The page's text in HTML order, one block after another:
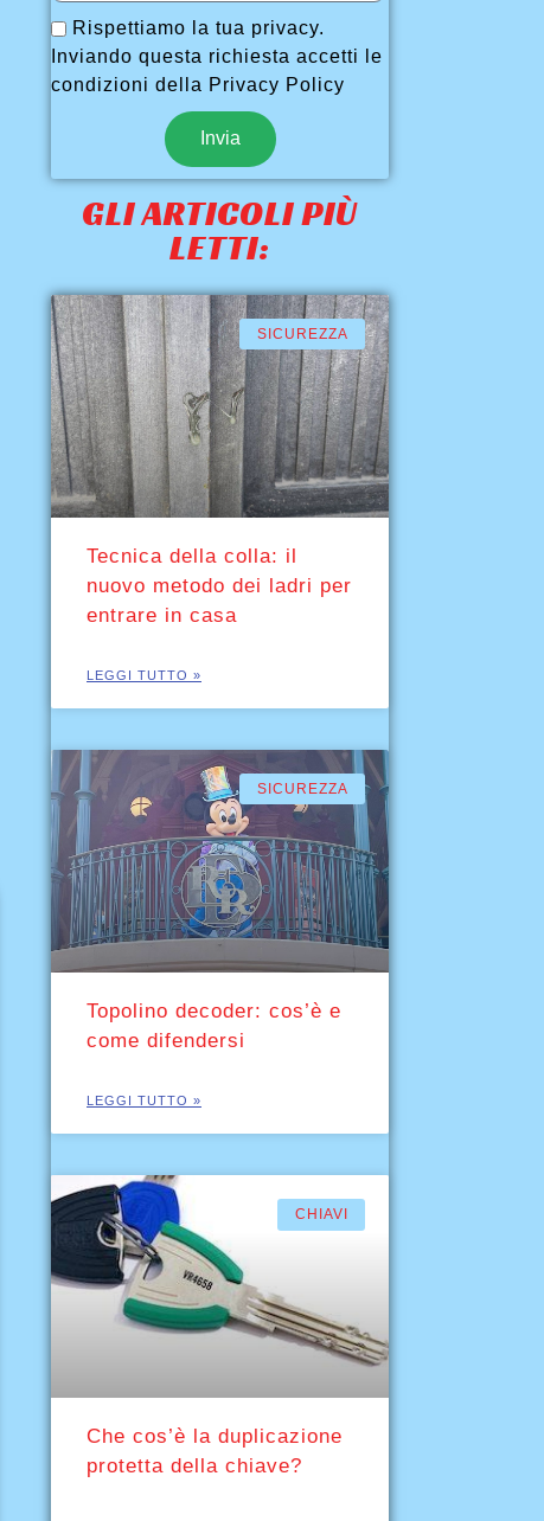
Rispettiamo la tua privacy.
Inviando questa richiesta accetti le
condizioni della Privacy Policy
Invia
GLI ARTICOLI PIÙ
LETTI:
SICUREZZA
Tecnica della colla: il
nuovo metodo dei ladri per
entrare in casa
LEGGI TUTTO »
SICUREZZA
Topolino decoder: cos’è e
come difendersi
LEGGI TUTTO »
CHIAVI
Che cos’è la duplicazione
protetta della chiave?